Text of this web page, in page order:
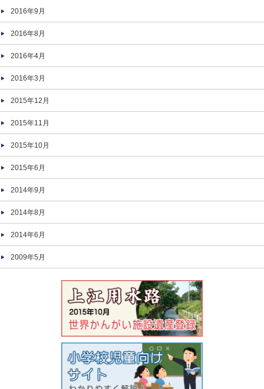
2016年9月
2016年8月
2016年4月
2016年3月
2015年12月
2015年11月
2015年10月
2015年6月
2014年9月
2014年8月
2014年6月
2009年5月